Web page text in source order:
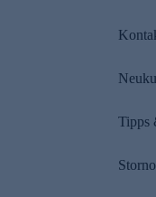
Tipps